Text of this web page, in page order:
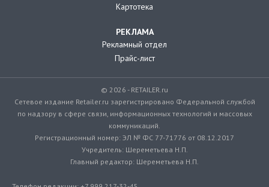
Картотека
РЕКЛАМА
Рекламный отдел
Прайс-лист
© 2026 - RETAILER.ru
Сетевое издание Retailer.ru зарегистрировано Федеральной службой
по надзору в сфере связи, информационных технологий и массовых
коммуникаций.
Регистрационный номер: ЭЛ № ФС 77-71776 от 08.12.2017
Учредитель: Шереметьева Н.П.
Главный редактор: Шереметьева Н.П.